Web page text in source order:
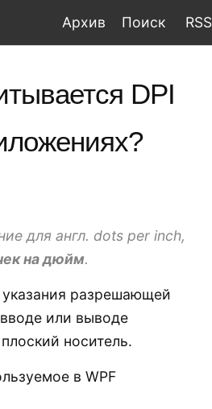
Архив Поиск RSS
DPI
для англ. dots per inch,
на дюйм.
разрешающей
или выводе
носитель.
в WPF